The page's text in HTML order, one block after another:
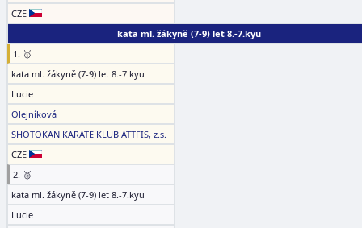
CZE
kata ml. žákyně (7-9) let 8.-7.kyu
1. 🥇
kata ml. žákyně (7-9) let 8.-7.kyu
Lucie
Olejníková
SHOTOKAN KARATE KLUB ATTFIS, z.s.
CZE
2. 🥈
kata ml. žákyně (7-9) let 8.-7.kyu
Lucie